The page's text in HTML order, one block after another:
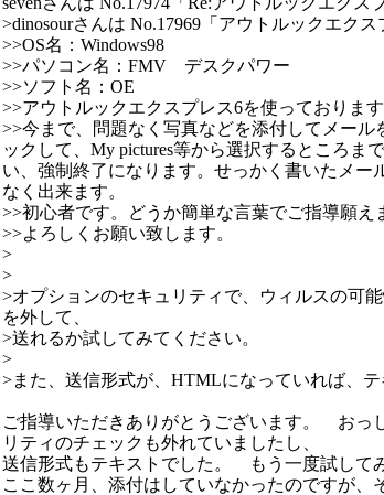
>dinosourさんは No.17969「アウトルックエク
>>OS名：Windows98
>>パソコン名：FMV デスクパワー
>>ソフト名：OE
>>アウトルックエクスプレス6を使っております
>>今まで、問題なく写真などを添付してメー
ックして、My pictures等から選択するところま
い、強制終了になります。せっかく書いたメ
なく出来ます。
>>初心者です。どうか簡単な言葉でご指導願え
>>よろしくお願い致します。
>
>
>オプションのセキュリティで、ウィルスの可
を外して、
>送れるか試してみてください。
>
>また、送信形式が、HTMLになっていれば、
ご指導いただきありがとうございます。 おっ
リティのチェックも外れていましたし、
送信形式もテキストでした。 もう一度試して
ここ数ヶ月、添付はしていなかったのですが、